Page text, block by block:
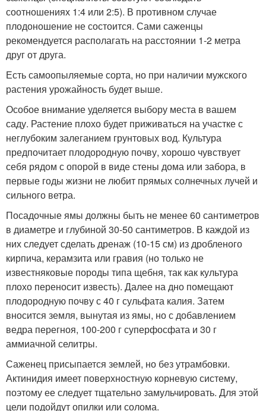
соотношениях 1:4 или 2:5). В противном случае
плодоношение не состоится. Сами саженцы
рекомендуется располагать на расстоянии 1-2 метра
друг от друга.
Есть самоопыляемые сорта, но при наличии мужского
растения урожайность будет выше.
Особое внимание уделяется выбору места в вашем
саду. Растение плохо будет приживаться на участке с
неглубоким залеганием грунтовых вод. Культура
предпочитает плодородную почву, хорошо чувствует
себя рядом с опорой в виде стены дома или забора, в
первые годы жизни не любит прямых солнечных лучей и
сильного ветра.
Посадочные ямы должны быть не менее 60 сантиметров
в диаметре и глубиной 30-50 сантиметров. В каждой из
них следует сделать дренаж (10-15 см) из дробленого
кирпича, керамзита или гравия (но только не
известняковые породы типа щебня, так как культура
плохо переносит известь). Далее на дно помещают
плодородную почву с 40 г сульфата калия. Затем
вносится земля, вынутая из ямы, но с добавлением
ведра перегноя, 100-200 г суперфосфата и 30 г
аммиачной селитры.
Саженец присыпается землей, но без утрамбовки.
Актинидия имеет поверхностную корневую систему,
поэтому ее следует тщательно замульчировать. Для этой
цели подойдут опилки или солома.